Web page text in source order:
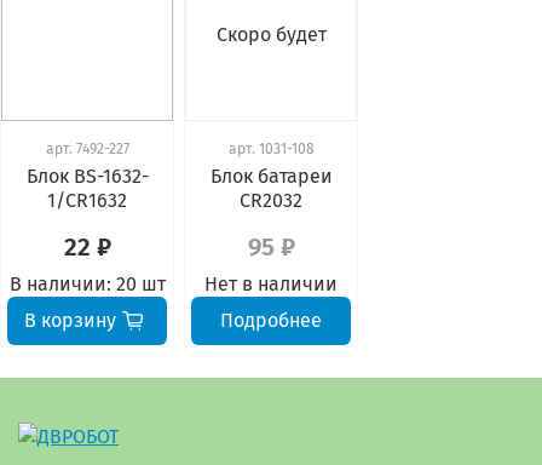
арт. 7492-227
Блок BS-1632-
1/CR1632
22 ₽
В наличии: 20 шт
В корзину
Скоро будет
арт. 1031-108
Блок батареи
CR2032
95 ₽
Нет в наличии
Подробнее